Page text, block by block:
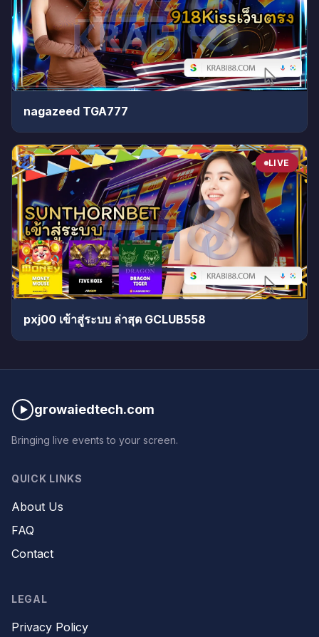
nagazeed TGA777
LIVE
pxj00 เข้าสู่ระบบ ล่าสุด GCLUB558
growaiedtech.com
Bringing live events to your screen.
QUICK LINKS
About Us
FAQ
Contact
LEGAL
Privacy Policy